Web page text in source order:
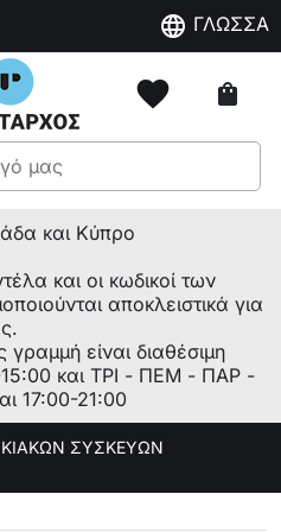
language ΓΛΩΣΣΑ
favorite shopping_bag
και Κύπρο
και οι κωδικοί των
αποκλειστικά για
είναι διαθέσιμη
και ΤΡΙ - ΠΕΜ - ΠΑΡ -
17:00-21:00
ΣΥΣΚΕΥΩΝ